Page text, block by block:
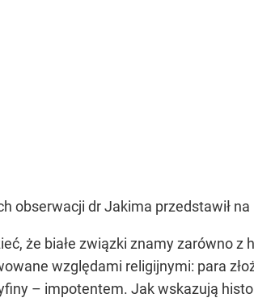
obserwacji dr Jakima przedstawił
że białe związki znamy zarówno z
względami religijnymi: para
– impotentem. Jak wskazują